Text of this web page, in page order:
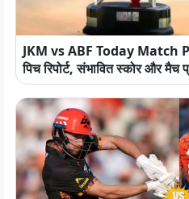
JKM vs ABF Today Match
पिच रिपोर्ट, संभावित स्कोर और मैच